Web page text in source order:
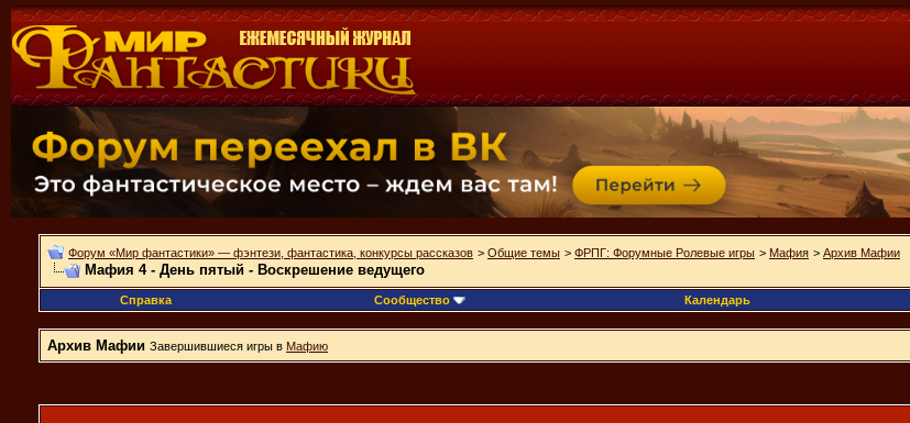
Форум «Мир фантастики» — фэнтези, фантастика, конкурсы рассказов > Общие темы > ФРПГ: Форумные Ролевые игры > Мафия > Архив Мафии
Мафия 4 - День пятый - Воскрешение ведущего
Справка
Сообщество Календарь
Архив Мафии Завершившиеся игры в Мафию